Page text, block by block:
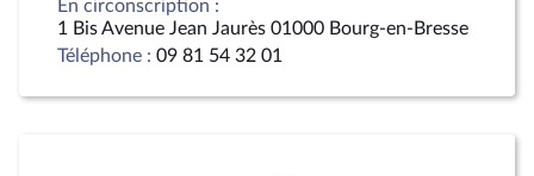
En circonscription :
1 Bis Avenue Jean Jaurès 01000 Bourg-en-Bresse
Téléphone : 09 81 54 32 01